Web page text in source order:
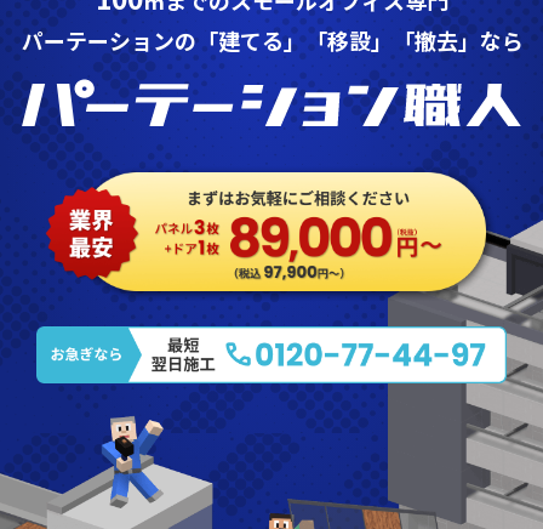
パーテーションの「建てる」「移設」「撤去」なら